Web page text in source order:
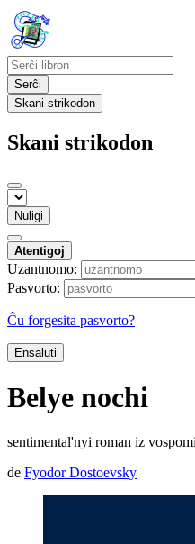
Serĉi
Skani strikodon
Skani strikodon
Nuligi
Atentigoj
Uzantnomo:
Pasvorto:
Ĉu forgesita pasvorto?
Ensaluti
Belye nochi
sentimental'nyi roman iz
de Fyodor Dostoevsky